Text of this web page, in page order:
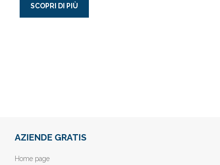
SCOPRI DI PIÙ
AZIENDE GRATIS
Home page